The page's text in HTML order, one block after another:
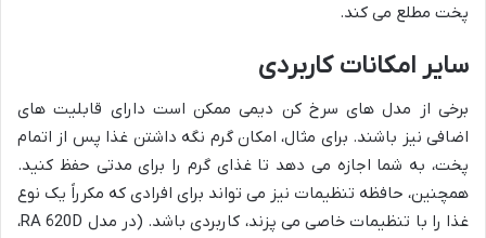
پخت مطلع می کند.
سایر امکانات کاربردی
برخی از مدل های سرخ کن دیمی ممکن است دارای قابلیت های
اضافی نیز باشند. برای مثال، امکان گرم نگه داشتن غذا پس از اتمام
پخت، به شما اجازه می دهد تا غذای گرم را برای مدتی حفظ کنید.
همچنین، حافظه تنظیمات نیز می تواند برای افرادی که مکرراً یک نوع
غذا را با تنظیمات خاصی می پزند، کاربردی باشد. (در مدل RA 620D،